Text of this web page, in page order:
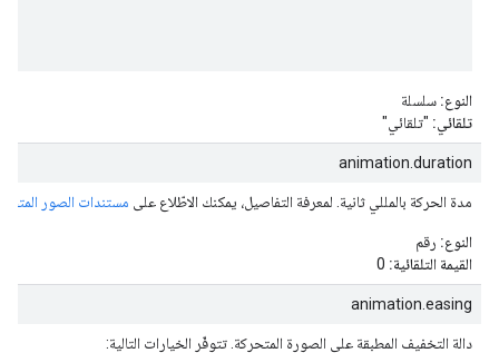
النوع: سلسلة
تلقائي: "تلقائي"
animation.duration
مدة الحركة بالمللي ثانية. لمعرفة التفاصيل، يمكنك الاطّلاع على مستندات الصور
النوع: رقم
القيمة التلقائية:
animation.easing
دالة التخفيف المطبقة على الصورة المتحركة. تتوفّر الخيارات التالية: